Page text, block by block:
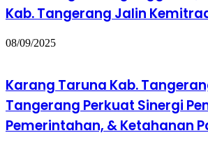
Kab. Tangerang Jalin
08/09/2025
Karang Taruna Kab.
Tangerang Perkuat Sinergi
Pemerintahan, & Ketahanan